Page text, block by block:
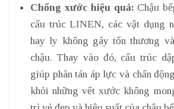
Chống xước hiệu quả: Chậu
cấu trúc LINEN, các vật dụng
hay ly không gây tổn thương
chậu. Thay vào đó, cấu trúc
giúp phân tán áp lực và chấn
khỏi những vết xước không